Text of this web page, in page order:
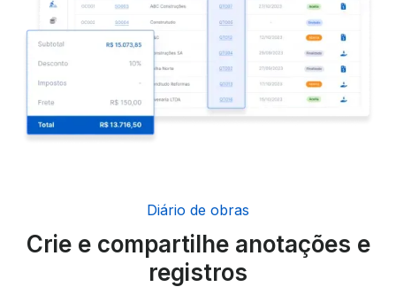
Diário de obras
Crie e compartilhe anotações e
registros